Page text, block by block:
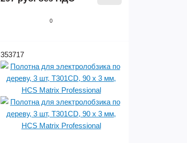
0
353717